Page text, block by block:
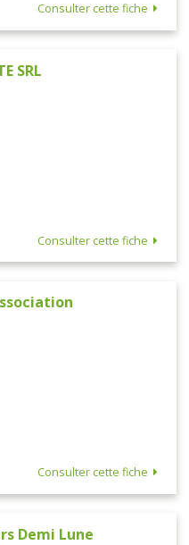
Consulter cette fiche
SRL
Consulter cette fiche
Consulter cette fiche
Demi Lune